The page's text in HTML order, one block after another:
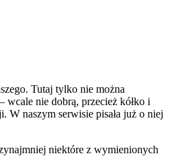
Tutaj tylko nie można
wcale nie dobrą, przecież kółko i
naszym serwisie pisała już o niej
niektóre z wymienionych